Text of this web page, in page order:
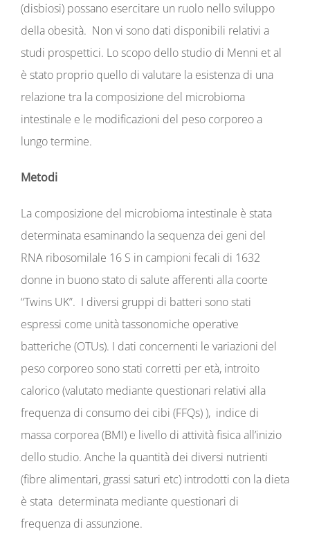
(disbiosi) possano esercitare un ruolo nello sviluppo
della obesità. Non vi sono dati disponibili relativi a
studi prospettici. Lo scopo dello studio di Menni et al
è stato proprio quello di valutare la esistenza di una
relazione tra la composizione del microbioma
intestinale e le modificazioni del peso corporeo a
lungo termine.
Metodi
La composizione del microbioma intestinale è stata
determinata esaminando la sequenza dei geni del
RNA ribosomilale 16 S in campioni fecali di 1632
donne in buono stato di salute afferenti alla coorte
“Twins UK”. I diversi gruppi di batteri sono stati
espressi come unità tassonomiche operative
batteriche (OTUs). I dati concernenti le variazioni del
peso corporeo sono stati corretti per età, introito
calorico (valutato mediante questionari relativi alla
frequenza di consumo dei cibi (FFQs) ), indice di
massa corporea (BMI) e livello di attività fisica all’inizio
dello studio. Anche la quantità dei diversi nutrienti
(fibre alimentari, grassi saturi etc) introdotti con la dieta
è stata determinata mediante questionari di
frequenza di assunzione.